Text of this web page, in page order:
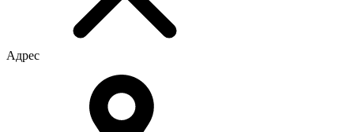
Адрес